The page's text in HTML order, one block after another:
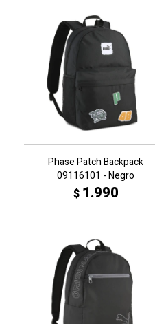
Phase Patch Backpack
09116101 - Negro
$ 1.990